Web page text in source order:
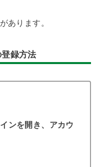
あります。
録方法
ンを開き、アカウ